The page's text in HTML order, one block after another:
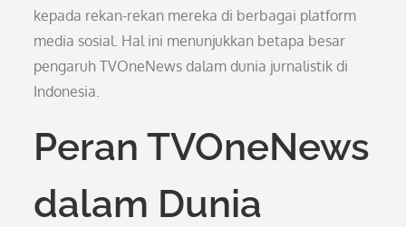
kepada rekan-rekan mereka di berbagai platform
media sosial. Hal ini menunjukkan betapa besar
pengaruh TVOneNews dalam dunia jurnalistik di
Indonesia.
Peran TVOneNews
dalam Dunia